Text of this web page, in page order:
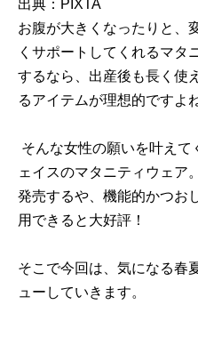
出典：PIXTA
お腹が大きくなったりと、
くサポートしてくれるマタ
するなら、出産後も長く使
るアイテムが理想的ですよ
そんな女性の願いを叶えて
ェイスのマタニティウェア
発売するや、機能的かつお
用できると大好評！
そこで今回は、気になる春
ューしていきます。